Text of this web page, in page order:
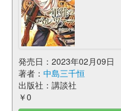
発売日：2023年02月09日
著者： 中島三千恒
出版社：講談社
￥0